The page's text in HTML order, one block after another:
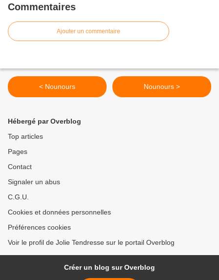
Commentaires
Ajouter un commentaire
< Nounours Nounours >
Hébergé par Overblog
Top articles
Pages
Contact
Signaler un abus
C.G.U.
Cookies et données personnelles
Préférences cookies
Voir le profil de Jolie Tendresse sur le portail Overblog
Créer un blog sur Overblog